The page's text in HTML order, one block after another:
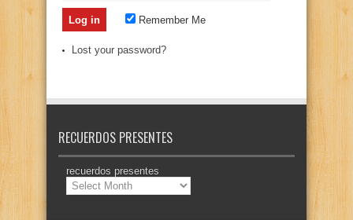
Remember Me
Lost your password?
RECUERDOS PRESENTES
recuerdos presentes